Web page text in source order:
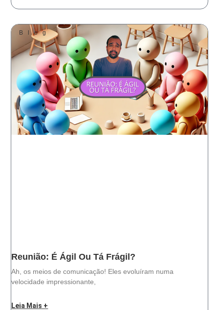
Blog
Reunião: É Ágil Ou Tá Frágil?
Ah, os meios de comunicação! Eles evoluíram numa
velocidade impressionante,
Leia Mais +